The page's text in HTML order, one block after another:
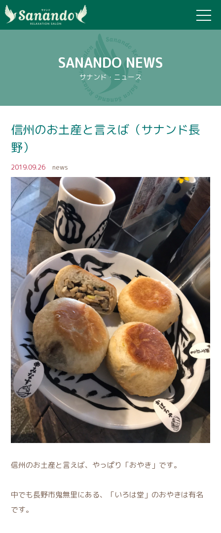
SANANDO NEWS
サナンド・ニュース
信州のお土産と言えば（サナンド長
野）
2019.09.26 news
信州のお土産と言えば、やっぱり「おやき」です。
中でも長野市鬼無里にある、「いろは堂」のおやきは有名
です。